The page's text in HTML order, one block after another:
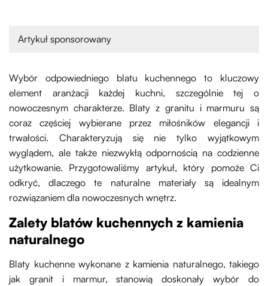
Artykuł sponsorowany
Wybór odpowiedniego blatu kuchennego to kluczowy
element aranżacji każdej kuchni, szczególnie tej o
nowoczesnym charakterze. Blaty z granitu i marmuru są
coraz częściej wybierane przez miłośników elegancji i
trwałości. Charakteryzują się nie tylko wyjątkowym
wyglądem, ale także niezwykłą odpornością na codzienne
użytkowanie. Przygotowaliśmy artykuł, który pomoże Ci
odkryć, dlaczego te naturalne materiały są idealnym
rozwiązaniem dla nowoczesnych wnętrz.
Zalety blatów kuchennych z kamienia
naturalnego
Blaty kuchenne wykonane z kamienia naturalnego, takiego
jak granit i marmur, stanowią doskonały wybór do